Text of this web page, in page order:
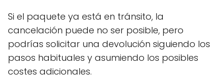
Si el paquete ya está en tránsito, la
cancelación puede no ser posible, pero
podrías solicitar una devolución siguiendo los
pasos habituales y asumiendo los posibles
costes adicionales.